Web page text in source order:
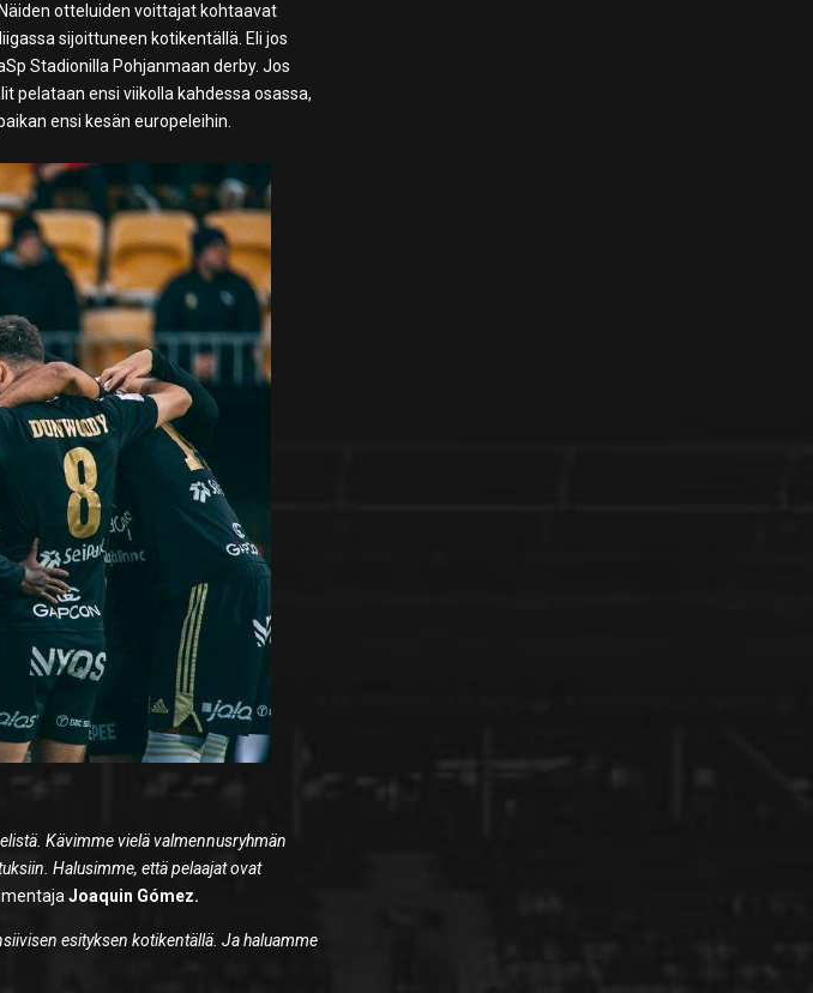
otteluiden voittajat kohtaavat
sijoittuneen kotikentällä. Eli jos
Stadionilla Pohjanmaan derby. Jos
pelataan ensi viikolla kahdessa osassa,
ensi kesän europeleihin.
Kävimme vielä valmennusryhmän
Halusimme, että pelaajat ovat
Joaquin Gómez.
esityksen kotikentällä. Ja haluamme